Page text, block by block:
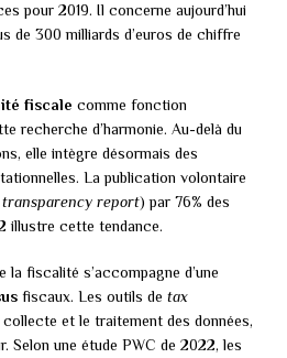
pour 2019. Il concerne aujourd’hui
de 300 milliards d’euros de chiffre
fiscale comme fonction
recherche d’harmonie. Au-delà du
elle intègre désormais des
La publication volontaire
report) par 76% des
illustre cette tendance.
fiscalité s’accompagne d’une
fiscaux. Les outils de tax
et le traitement des données,
Selon une étude PWC de 2022, les